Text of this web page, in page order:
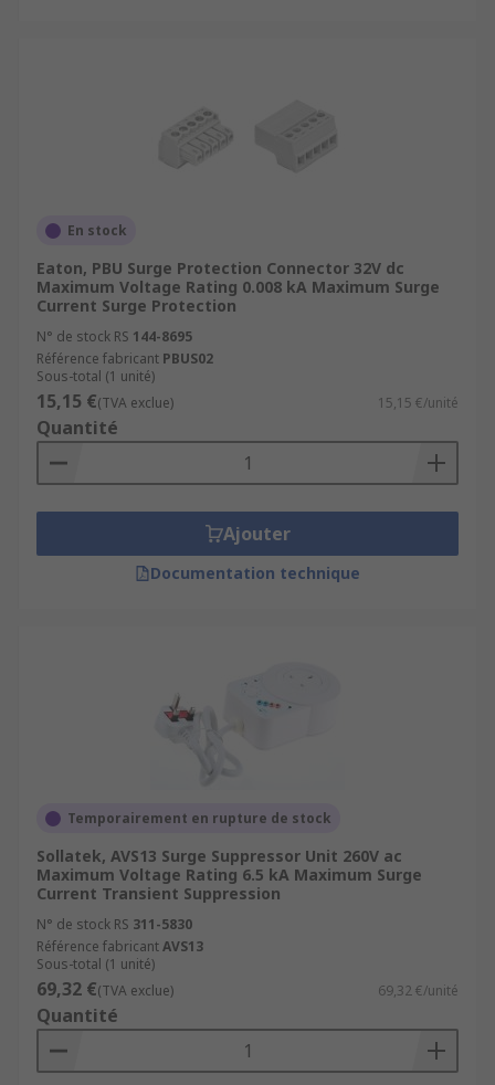
En stock
Eaton, PBU Surge Protection Connector 32V dc
Maximum Voltage Rating 0.008 kA Maximum Surge
Current Surge Protection
N° de stock RS 144-8695
Référence fabricant PBUS02
Sous-total (1 unité)
15,15 €(TVA exclue) 15,15 €/unité
Quantité
Ajouter
Documentation technique
Temporairement en rupture de stock
Sollatek, AVS13 Surge Suppressor Unit 260V ac
Maximum Voltage Rating 6.5 kA Maximum Surge
Current Transient Suppression
N° de stock RS 311-5830
Référence fabricantAVS13
Sous-total (1 unité)
69,32 €(TVA exclue) 69,32 €/unité
Quantité